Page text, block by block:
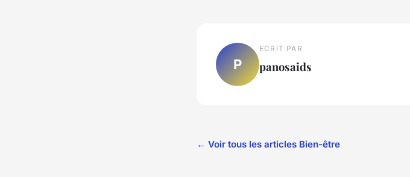
P
ECRIT PAR
panosaids
← Voir tous les articles Bien-être